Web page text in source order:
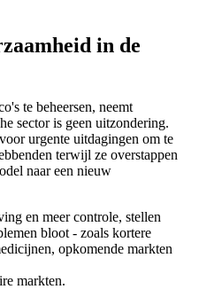
in de
te beheersen, neemt
sector is geen uitzondering.
urgente uitdagingen om te
terwijl ze overstappen
naar een nieuw
en meer controle, stellen
bloot - zoals kortere
opkomende markten
markten.